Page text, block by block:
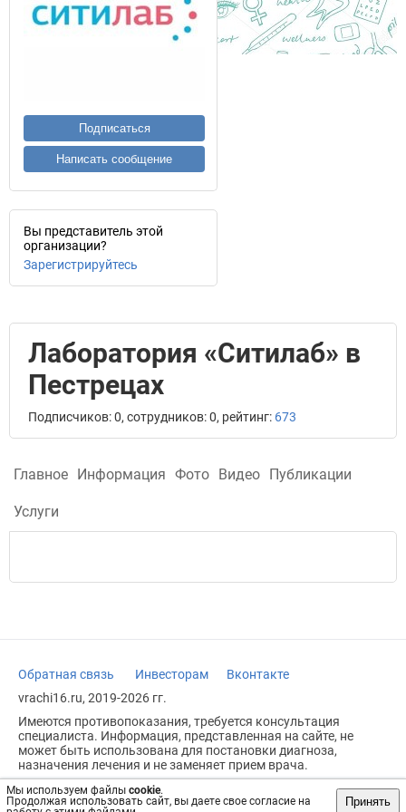
Мы используем файлы cookie.
Продолжая использовать сайт, вы даете свое согласие на
Принять
Подписаться
Написать сообщение
Вы представитель этой
организации?
Зарегистрируйтесь
Лаборатория «Ситилаб» в
Пестрецах
Подписчиков: 0, сотрудников: 0, рейтинг: 673
Главное Информация Фото Видео Публикации
Услуги
Обратная связь Инвесторам
Вконтакте
vrachi16.ru, 2019-2026 гг.
Имеются противопоказания, требуется консультация
специалиста. Информация, представленная на сайте, не
может быть использована для постановки диагноза,
назначения лечения и не заменяет прием врача.
Возрастное ограничение: 18+